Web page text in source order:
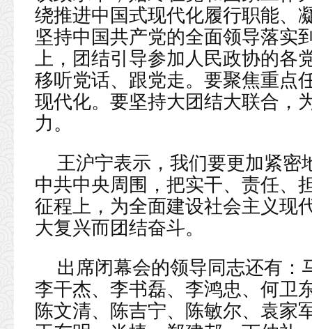
绕推进中国式现代化履行职能、
坚持中国共产党的全面领导落实
上，团结引导参加人民政协的各
移听党话、跟党走。要聚焦重点
现代化。要坚持大团结大联合，
力。
王沪宁表示，我们要更加紧密
中共中央周围，把实干、责任、
征程上，为全面建设社会主义现
大复兴而团结奋斗。
出席闭幕会的领导同志还有：
李干杰、李书磊、李鸿忠、何卫
陈文清、陈吉宁、陈敏尔、袁家